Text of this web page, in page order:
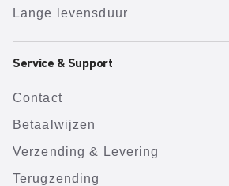
Lange levensduur
Service & Support
Contact
Betaalwijzen
Verzending & Levering
Terugzending